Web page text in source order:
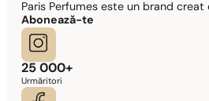
Paris Perfumes este un brand
Abonează-te
25 000+
Urmăritori